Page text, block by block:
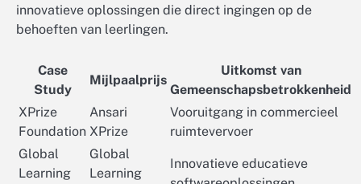
innovatieve oplossingen die direct ingingen op de
behoeften van leerlingen.
Case
Study
Mijlpaalprijs
Uitkomst van
Gemeenschapsbetrokkenheid
XPrize
Foundation
Ansari
XPrize
Vooruitgang in commercieel
ruimtevervoer
Global
Learning
Global
Learning
Innovatieve educatieve